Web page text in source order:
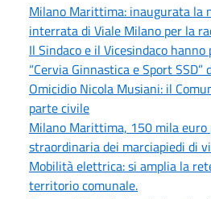
Milano Marittima: inaugurata la
interrata di Viale Milano per la
Il Sindaco e il Vicesindaco
“Cervia Ginnastica e Sport
Omicidio Nicola Musiani: il
parte civile
Milano Marittima, 150 mila
straordinaria dei marciapiedi di
Mobilità elettrica: si amplia la
territorio comunale.